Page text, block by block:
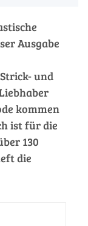
Ausgabe
und
kommen
ist für die
130
die